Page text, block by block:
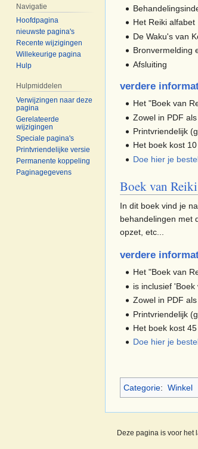
Het Reiki alfabet
De Waku's van
Bronvermelding
Afsluiting
verdere
Het "Boek van
Zowel in PDF
Printvriendelijk
Het boek kost
Doe hier je
Boek van
In dit boek vind je
behandelingen met
opzet, etc...
verdere
Het "Boek van
is inclusief
Zowel in PDF
Printvriendelijk
Het boek kost
Doe hier je
Categorie: Winkel
Navigatie
Hoofdpagina
nieuwste pagina's
Recente wijzigingen
Willekeurige pagina
Hulp
Hulpmiddelen
Verwijzingen naar deze
pagina
Gerelateerde
wijzigingen
Speciale pagina's
Printvriendelijke versie
Permanente koppeling
Paginagegevens
Deze pagina is voor het